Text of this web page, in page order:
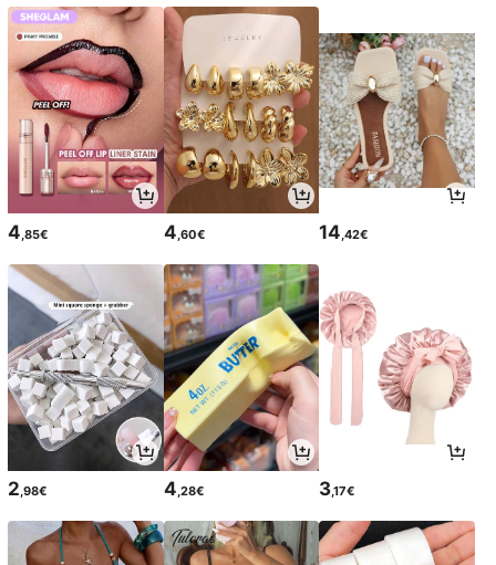
4 ,85€ 4 ,60€ 14 ,42€
2 ,98€ 4 ,28€ 3,17€